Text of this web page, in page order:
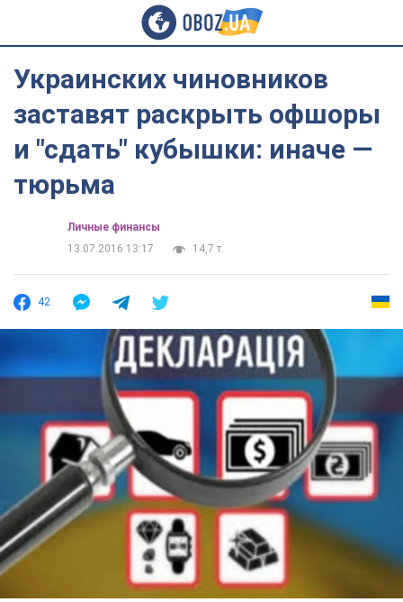
Украинских чиновников
заставят раскрыть офшоры
и "сдать" кубышки: иначе —
тюрьма
Личные финансы
13.07.2016 13:17
14,7 т.
42